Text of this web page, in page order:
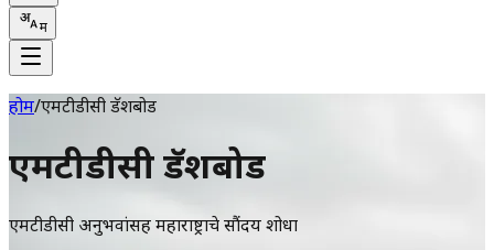
म
होम/एमटीडीसी डॅशबोर्ड
एमटीडीसी डॅशबोर्ड
एमटीडीसी अनुभवांसह महाराष्ट्राचे सौंदर्य शोधा